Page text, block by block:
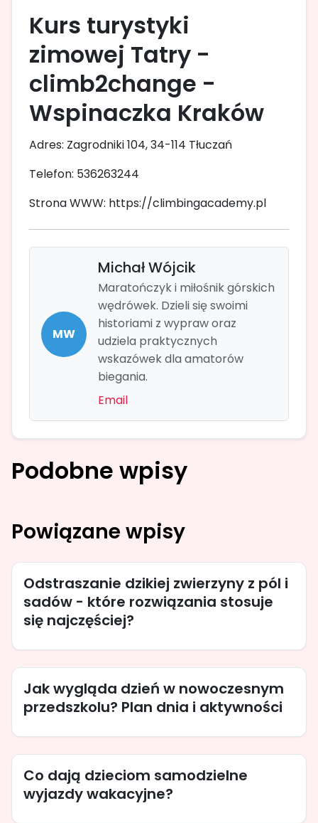
Kurs turystyki
zimowej Tatry -
climb2change -
Wspinaczka Kraków
Adres: Zagrodniki 104, 34-114 Tłuczań
Telefon: 536263244
Strona WWW: https://climbingacademy.pl
MW
Michał Wójcik
Maratończyk i miłośnik górskich
wędrówek. Dzieli się swoimi
historiami z wypraw oraz
udziela praktycznych
wskazówek dla amatorów
biegania.
Email
Podobne wpisy
Powiązane wpisy
Odstraszanie dzikiej zwierzyny z pól i
sadów - które rozwiązania stosuje
się najczęściej?
Jak wygląda dzień w nowoczesnym
przedszkolu? Plan dnia i aktywności
Co dają dzieciom samodzielne
wyjazdy wakacyjne?